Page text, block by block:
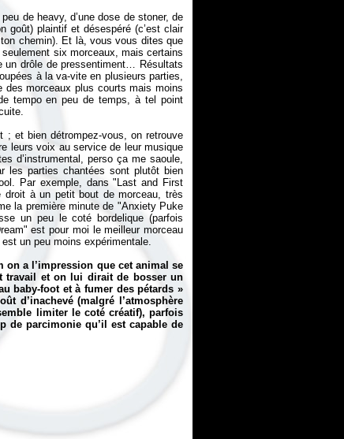
de heavy, d’une dose de stoner, de
goût) plaintif et désespéré (c’est clair
chemin). Et là, vous vous dites que
six morceaux, mais certains
un drôle de pressentiment… Résultats
à la va-vite en plusieurs parties,
des morceaux plus courts mais moins
tempo en peu de temps, à tel point
; et bien détrompez-vous, on retrouve
leurs voix au service de leur musique
d’instrumental, perso ça me saoule,
les parties chantées sont plutôt bien
Par exemple, dans "Last and First
droit à un petit bout de morceau, très
la première minute de "Anxiety Puke
un peu le coté bordelique (parfois
est pour moi le meilleur morceau
un peu moins expérimentale.
on a l’impression que cet animal se
travail et on lui dirait de bosser un
baby-foot et à fumer des pétards»
d’inachevé (malgré l’atmosphère
limiter le coté créatif), parfois
de parcimonie qu’il est capable de